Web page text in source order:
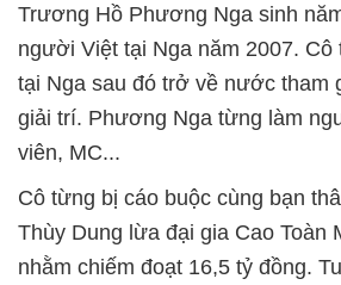
Trương Hồ Phương Nga sinh
người Việt tại Nga năm 2007.
tại Nga sau đó trở về nước tham
giải trí. Phương Nga từng làm
viên, MC...
Cô từng bị cáo buộc cùng bạn
Thùy Dung lừa đại gia Cao Toàn
nhằm chiếm đoạt 16,5 tỷ đồng.